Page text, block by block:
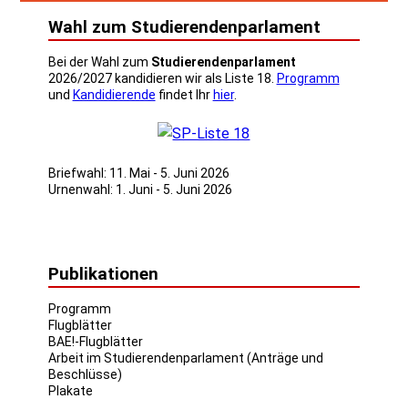
Wahl zum Studierendenparlament
Bei der Wahl zum Studierendenparlament
2026/2027 kandidieren wir als Liste 18. Programm
und Kandidierende findet Ihr hier.
Briefwahl: 11. Mai - 5. Juni 2026
Urnenwahl: 1. Juni - 5. Juni 2026
Publikationen
Programm
Flugblätter
BAE!-Flugblätter
Arbeit im Studierendenparlament (Anträge und
Beschlüsse)
Plakate